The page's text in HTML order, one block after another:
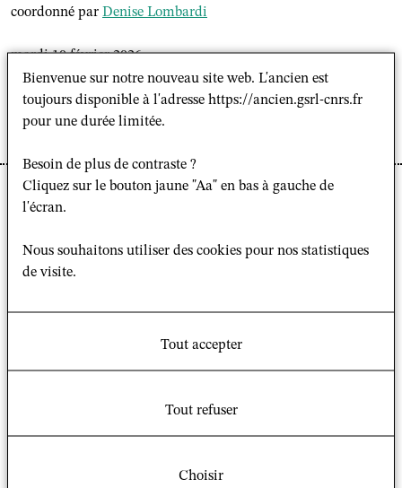
coordonné par Denise Lombardi
mardi 10 février 2026
16:00–18:00
Maison des Sciences de l’Homme (MSH), salle 26
Chères et chers collègues,
du cycle « Le néo-chamanisme en tant que pratique
thérapeutique et spirituelle dans l’Occident
Date : mardi 10 février 2026
Horaire : 16h00–18h00
Titre de la conférence :
Le néo-chamanisme comme
Bienvenue sur notre nouveau site web. L'ancien est
toujours disponible à l'adresse https://ancien.gsrl-cnrs.fr
pour une durée limitée.
Besoin de plus de contraste ?
Cliquez sur le bouton jaune "Aa" en bas à gauche de
l'écran.
Nous souhaitons utiliser des cookies pour nos statistiques
de visite.
Tout accepter
Tout refuser
Choisir